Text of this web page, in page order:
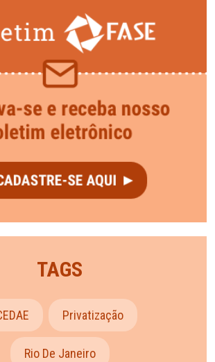
TAGS
Privatização
Rio De Janeiro